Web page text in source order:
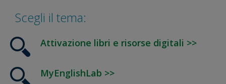
Scegli il tema:
Attivazione libri e risorse digitali >>
MyEnglishLab >>